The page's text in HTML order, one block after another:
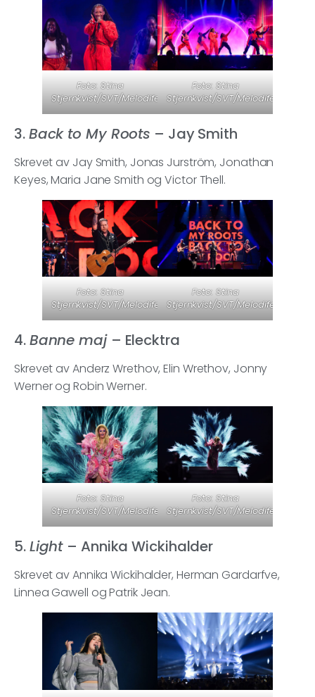
Foto: Stina
Stjernkvist/SVT/Melodifestivalen
Foto: Stina
Stjernkvist/SVT/Melodifestivalen
3.Back to My Roots – Jay Smith
Skrevet av Jay Smith, Jonas Jurström, Jonathan
Keyes, Maria Jane Smith og Victor Thell.
Foto: Stina
Stjernkvist/SVT/Melodifestivalen
Foto: Stina
Stjernkvist/SVT/Melodifestivalen
4.Banne maj – Elecktra
Skrevet av Anderz Wrethov, Elin Wrethov, Jonny
Werner og Robin Werner.
Foto: Stina
Stjernkvist/SVT/Melodifestivalen
Foto: Stina
Stjernkvist/SVT/Melodifestivalen
5.Light – Annika Wickihalder
Skrevet av Annika Wickihalder, Herman Gardarfve,
Linnea Gawell og Patrik Jean.